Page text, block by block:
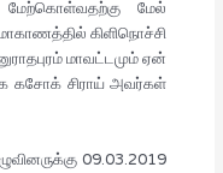
மேல்
கிளிநொச்சி
மாவட்டமும் ஏன்
கசோக் சிராய் அவர்கள்
09.03.2019